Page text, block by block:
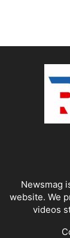
Newsmag
website. We
videos